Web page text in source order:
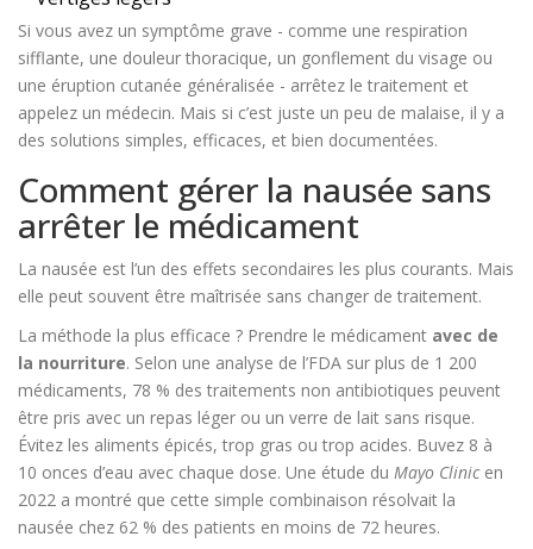
Si vous avez un symptôme grave - comme une respiration
sifflante, une douleur thoracique, un gonflement du visage ou
une éruption cutanée généralisée - arrêtez le traitement et
appelez un médecin. Mais si c’est juste un peu de malaise, il y a
des solutions simples, efficaces, et bien documentées.
Comment gérer la nausée sans
arrêter le médicament
La nausée est l’un des effets secondaires les plus courants. Mais
elle peut souvent être maîtrisée sans changer de traitement.
La méthode la plus efficace ? Prendre le médicament avec de
la nourriture. Selon une analyse de l’FDA sur plus de 1 200
médicaments, 78 % des traitements non antibiotiques peuvent
être pris avec un repas léger ou un verre de lait sans risque.
Évitez les aliments épicés, trop gras ou trop acides. Buvez 8 à
10 onces d’eau avec chaque dose. Une étude du Mayo Clinicen
2022 a montré que cette simple combinaison résolvait la
nausée chez 62 % des patients en moins de 72 heures.